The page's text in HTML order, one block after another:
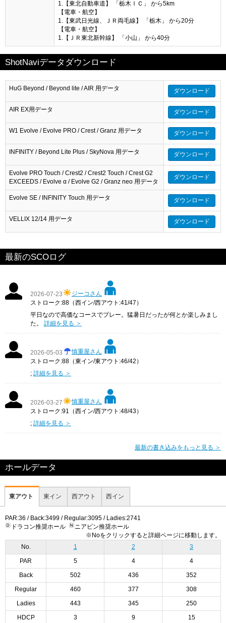
1.【東北自動車道】 「栃木ＩＣ」 から5km
【電車・航空】
1.【東武日光線、ＪＲ両毛線】 「栃木」 から20分
【電車・航空】
1.【ＪＲ東北新幹線】 「小山」 から40分
ShotNaviデータダウンロード
HuG Beyond / Beyond lite / AIR 用データ ダウンロード
AIR EX用データ ダウンロード
W1 Evolve / Evolve PRO / Crest / Granz 用データ ダウンロード
INFINITY / Beyond Lite Plus / SkyNova 用データ ダウンロード
Evolve PRO Touch / Crest2 / Crest2 Touch / Crest G2
EXCEEDS / Evolve α / Evolve G2 / Granz neo 用データ
ダウンロード
Evolve SE / INFINITY Touch 用データ ダウンロード
VELLIX 12/14 用データ ダウンロード
最新のSCOログ
2026-07-23
ジーコさん
ストローク:88（西イン/西アウト:41/47）
平日なので高価なコースでプレー。猛暑日だったが何とか楽しみまし
た。 詳細を見る ＞
2026-05-03
慎重屋さん
ストローク:88（東イン/東アウト:46/42）
; 詳細を見る ＞
2026-03-27
慎重屋さん
ストローク:91（西イン/西アウト:48/43）
; 詳細を見る ＞
最新の書き込みをもっと見る ＞
ホールデータ
東アウト 東イン 西アウト 西イン
PAR:36 / Back:3499 / Regular:3095 / Ladies:2741
ドラコン推奨ホール
ニアピン推奨ホール
※Noをクリックすると詳細ページに移動します。
No.
1 2 3
PAR 5 4 4
Back 502 436 352
Regular 460 377 308
Ladies 443 345 250
HDCP 3 9 15